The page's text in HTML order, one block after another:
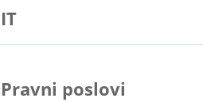
IT
Pravni poslovi